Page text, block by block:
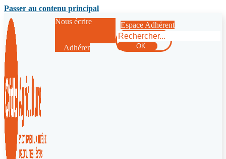
Passer au contenu principal
Nous écrire
Adhérer
Espace Adhérent
Rechercher
OK